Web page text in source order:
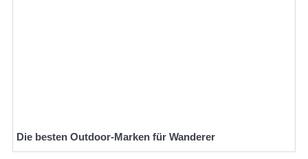
Die besten Outdoor-Marken für Wanderer